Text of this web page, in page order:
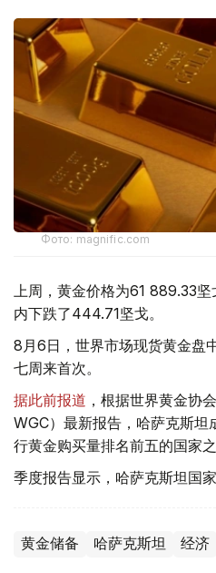
Фото: magnific.com
上周，黄金价格为61 889.33
内下跌了444.71坚戈。
8月6日，世界市场现货黄金盘
七周来首次。
据此前报道 ，根据世界黄金协
WGC）最新报告，哈萨克斯
行黄金购买量排名前五的国家之
季度报告显示，哈萨克斯坦国
黄金储备 哈萨克斯坦 经济